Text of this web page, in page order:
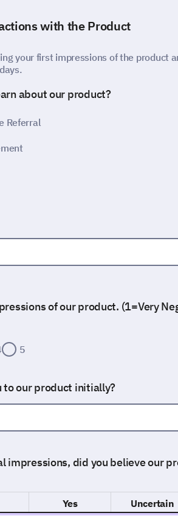
with the Product
your first impressions of the product
about our product?
Referral
of our product. (1=Very
5
our product initially?
impressions, did you believe our
Yes Uncertain